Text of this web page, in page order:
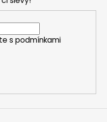
s podmínkami